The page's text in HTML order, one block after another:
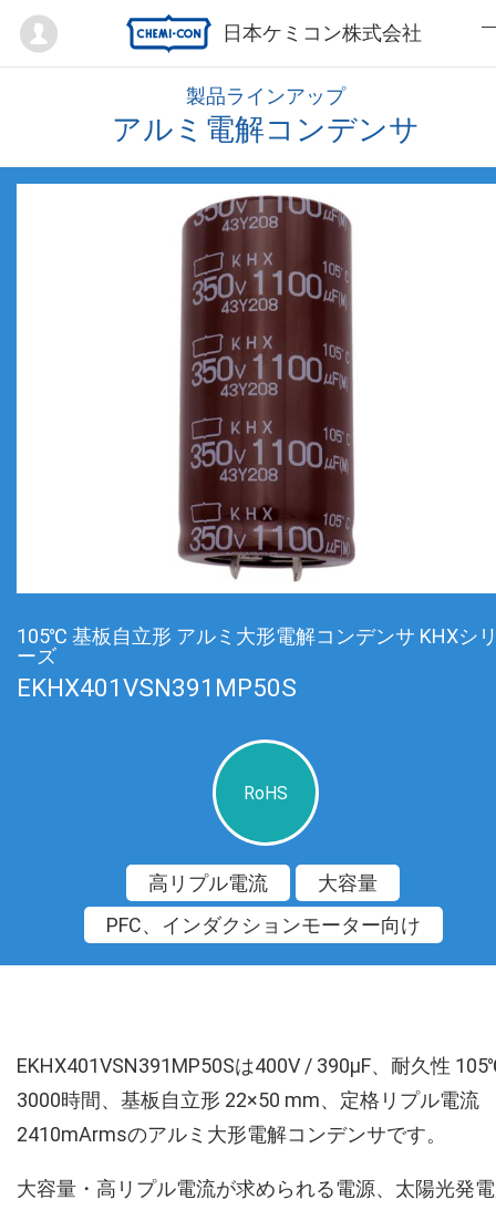
日本ケミコン株式会社
Mypage
製品ラインアップ
アルミ電解コンデンサ
105℃ 基板自立形 アルミ大形電解コンデンサ KHXシ
ーズ
EKHX401VSN391MP50S
RoHS
高リプル電流
大容量
PFC、インダクションモーター向け
EKHX401VSN391MP50Sは400V / 390µF、耐久性
3000時間、基板自立形 22×50 mm、定格リプル電流
2410mArmsのアルミ大形電解コンデンサです。
大容量・高リプル電流が求められる電源、太陽光発